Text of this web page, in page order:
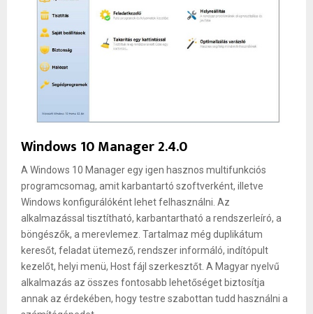
Windows 10 Manager 2.4.0
A Windows 10 Manager egy igen hasznos multifunkciós
programcsomag, amit karbantartó szoftverként, illetve
Windows konfigurálóként lehet felhasználni. Az
alkalmazással tisztítható, karbantartható a rendszerleíró, a
böngészők, a merevlemez. Tartalmaz még duplikátum
keresőt, feladat ütemező, rendszer informáló, indítópult
kezelőt, helyi menü, Host fájl szerkesztőt. A Magyar nyelvű
alkalmazás az összes fontosabb lehetőséget biztosítja
annak az érdekében, hogy testre szabottan tudd használni a